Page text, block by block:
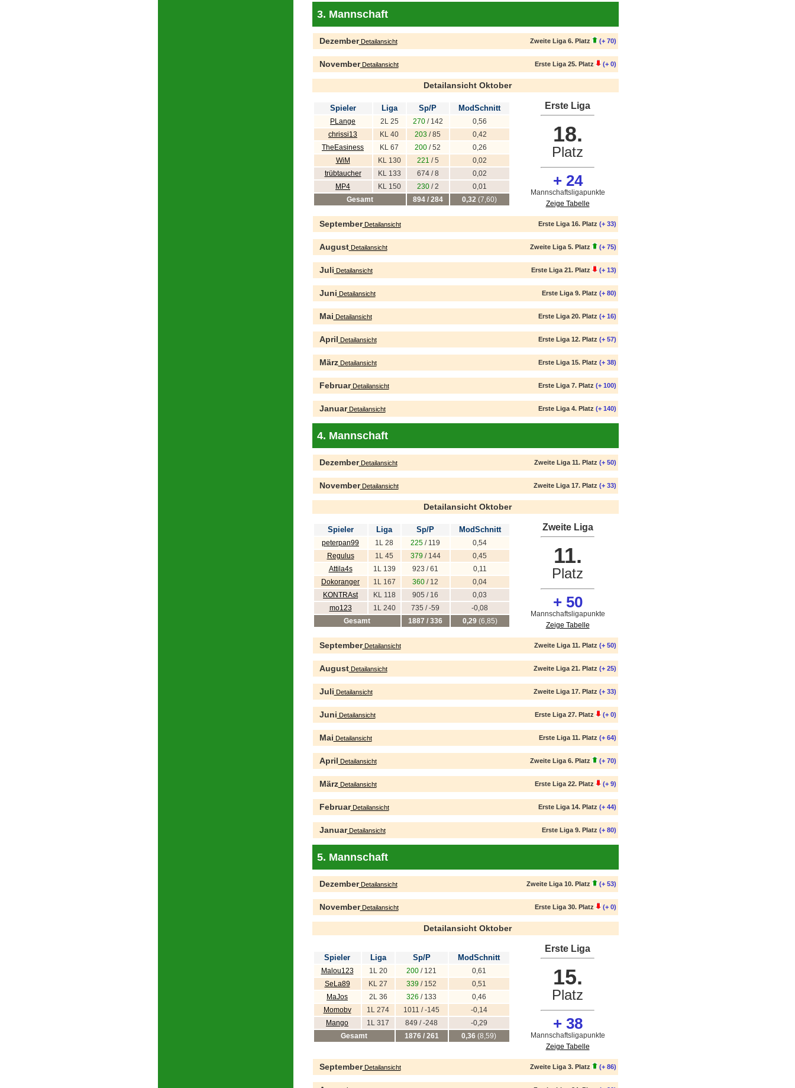
3. Mannschaft
DezemberDetailansicht Zweite Liga 6. Platz (+ 70)
NovemberDetailansicht Erste Liga 25. Platz (+ 0)
Detailansicht Oktober
Spieler Liga Sp/P ModSchnitt
PLange 2L 25 270/ 142
0,56
chrissi13
KL 40 203 / 85
0,42
TheEasiness
KL 67 200 / 52
0,26
WiM
KL 130 221 / 5
0,02
trübtaucher
KL 133 674 / 8
0,02
MP4
KL 150 230/ 2
0,01
Gesamt
894 / 284 0,32 (7,60)
Erste Liga
18.
Platz
+ 24
Mannschaftsligapunkte
Zeige Tabelle
SeptemberDetailansicht Erste Liga 16. Platz (+ 33)
AugustDetailansicht Zweite Liga 5. Platz (+ 75)
Juli Detailansicht Erste Liga 21. Platz (+ 13)
Juni Detailansicht Erste Liga 9. Platz (+ 80)
Mai Detailansicht Erste Liga 20. Platz (+ 16)
April Detailansicht Erste Liga 12. Platz (+ 57)
MärzDetailansicht Erste Liga 15. Platz (+ 38)
FebruarDetailansicht Erste Liga 7. Platz (+ 100)
JanuarDetailansicht Erste Liga 4. Platz (+ 140)
4. Mannschaft
DezemberDetailansicht Zweite Liga 11. Platz (+ 50)
NovemberDetailansicht Zweite Liga 17. Platz (+ 33)
Detailansicht Oktober
Spieler Liga Sp/P ModSchnitt
peterpan99 1L 28 225 / 119
0,54
Regulus
1L 45 379/ 144
0,45
Attila4s
1L 139 923 / 61
0,11
Dokoranger
1L 167 360 / 12
0,04
KONTRAst
KL 118 905 / 16
0,03
mo123
1L 240 735 / -59
-0,08
Gesamt
1887 / 336 0,29(6,85)
Zweite Liga
11.
Platz
+ 50
Mannschaftsligapunkte
Zeige Tabelle
SeptemberDetailansicht Zweite Liga 11. Platz (+ 50)
AugustDetailansicht Zweite Liga 21. Platz (+ 25)
Juli Detailansicht Zweite Liga 17. Platz (+ 33)
Juni Detailansicht Erste Liga 27. Platz (+ 0)
Mai Detailansicht Erste Liga 11. Platz (+ 64)
April Detailansicht Zweite Liga 6. Platz (+ 70)
MärzDetailansicht Erste Liga 22. Platz (+ 9)
FebruarDetailansicht Erste Liga 14. Platz (+ 44)
JanuarDetailansicht Erste Liga 9. Platz (+ 80)
5. Mannschaft
DezemberDetailansicht Zweite Liga 10. Platz (+ 53)
NovemberDetailansicht Erste Liga 30. Platz (+ 0)
Detailansicht Oktober
Spieler Liga Sp/P ModSchnitt
Malou123 1L 20 200 / 121
0,61
SeLa89
KL 27 339 / 152
0,51
MaJos
2L 36 326 / 133
0,46
Momobv
1L 274 1011 / -145
-0,14
Mango
1L 317 849 / -248
-0,29
Gesamt
1876 / 261 0,36 (8,59)
Erste Liga
15.
Platz
+ 38
Mannschaftsligapunkte
Zeige Tabelle
SeptemberDetailansicht Zweite Liga 3. Platz (+ 86)